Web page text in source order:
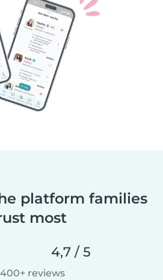
platform families
most
4,7 / 5
reviews